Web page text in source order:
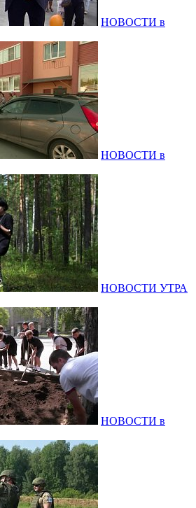
НОВОСТИ в
НОВОСТИ в
НОВОСТИ УТРА
НОВОСТИ в